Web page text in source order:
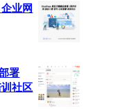
业网
署
社区